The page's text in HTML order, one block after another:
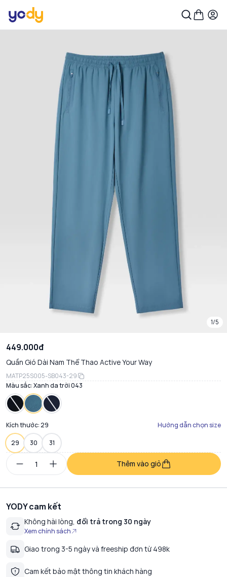
1/5
449.000đ
Quần Gió Dài Nam Thể Thao Active Your Way
MATP25S005-SB043-29
Màu sắc:Xanh da trời 043
Kích thước:29 Hướng dẫn chọn size
29 30 31
Thêm vào giỏ
YODY cam kết
Không hài lòng, đổi trả trong 30 ngày
Xem chính sách
Giao trong 3-5 ngày và freeship đơn từ 498k
Cam kết bảo mật thông tin khách hàng